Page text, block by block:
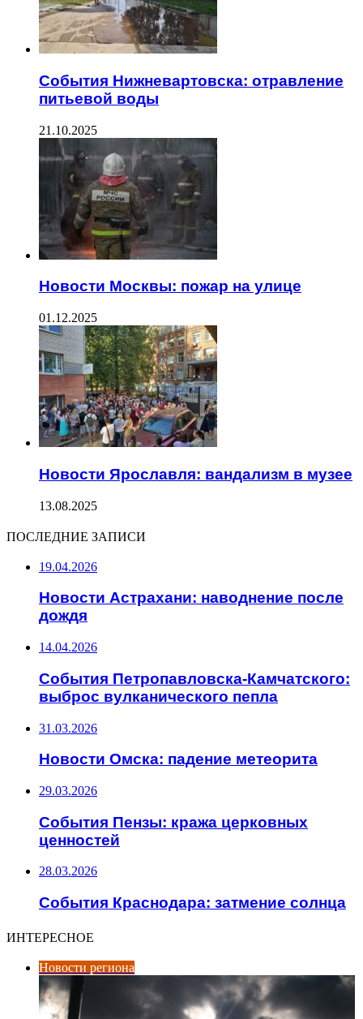
События Нижневартовска: отравление
питьевой воды
21.10.2025
Новости Москвы: пожар на улице
01.12.2025
Новости Ярославля: вандализм в музее
13.08.2025
ПОСЛЕДНИЕ ЗАПИСИ
19.04.2026
Новости Астрахани: наводнение после
дождя
14.04.2026
События Петропавловска-Камчатского:
выброс вулканического пепла
31.03.2026
Новости Омска: падение метеорита
29.03.2026
События Пензы: кража церковных
ценностей
28.03.2026
События Краснодара: затмение солнца
ИНТЕРЕСНОЕ
Новости региона